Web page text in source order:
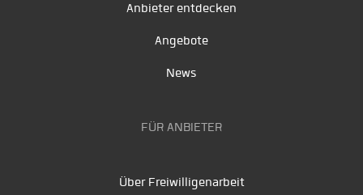
Anbieter entdecken
Angebote
News
FÜR ANBIETER
Über Freiwilligenarbeit